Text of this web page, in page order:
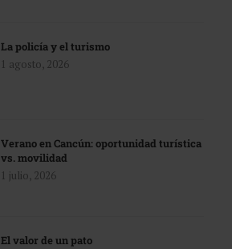
La policía y el turismo
1 agosto, 2026
Verano en Cancún: oportunidad turística
vs. movilidad
1 julio, 2026
El valor de un pato